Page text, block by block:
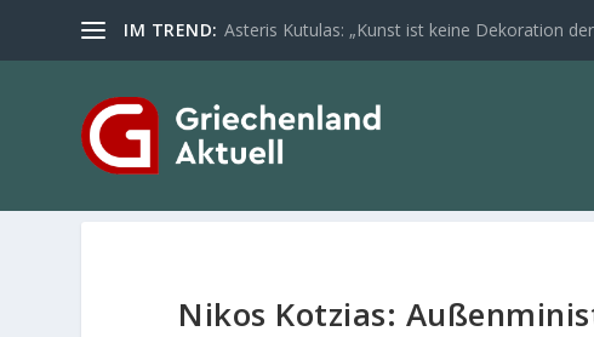
IM TREND: Asteris Kutulas: „Kunst ist keine Dekoration
Nikos Kotzias: